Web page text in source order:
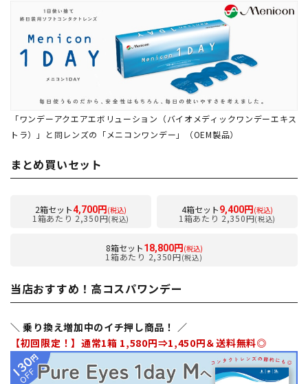
「ワンデーアクエアエボリューション（バイオメディックワンデーエキス
トラ）」と同レンズの「メニコンワンデー」（OEM製品）
まとめ買いセット
2箱セット4,700円 (税込)
1箱あたり 2,350円(税込)
4箱セット9,400円 (税込)
1箱あたり 2,350円(税込)
8箱セット18,800円 (税込)
1箱あたり 2,350円(税込)
当店おすすめ！高コスパワンデー
＼ 乗り換え増加中のイチ押し商品！ ／
【初回限定！】通常1箱 1,580円⇒1,450円＆送料無料◎